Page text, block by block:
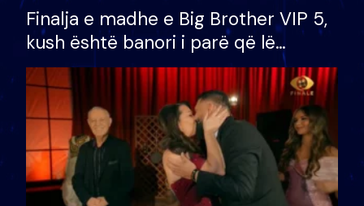
Finalja e madhe e Big Brother VIP 5,
kush është banori i parë që lë
shtëpinë dhe humb mundësinë për
të fituar çmimin e madh